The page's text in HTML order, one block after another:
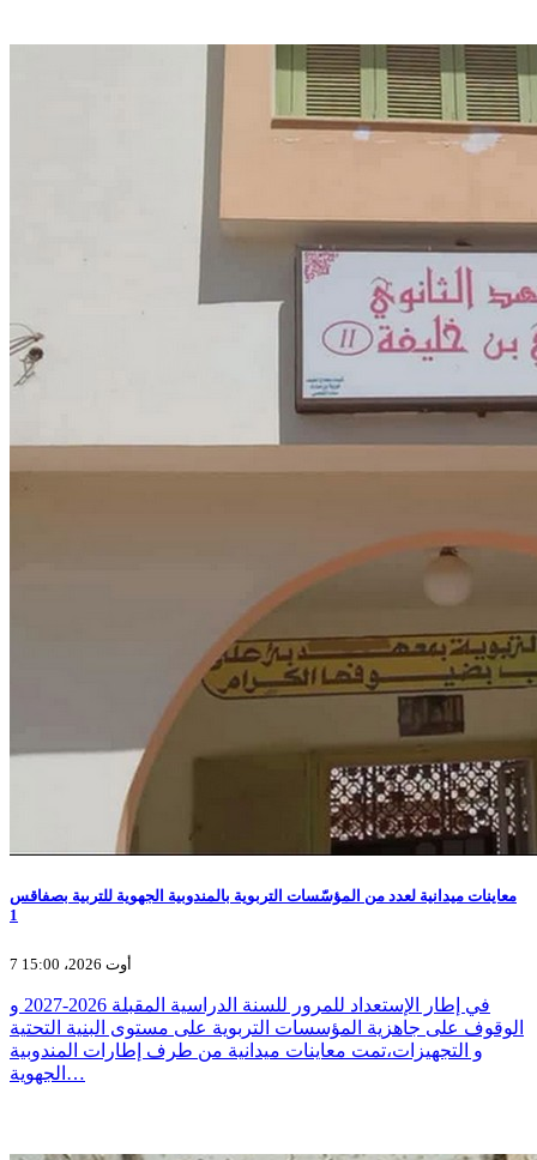
معاينات ميدانية لعدد من المؤسّسات التربوية بالمندوبية الجهوية للتربية بصفاقس
1
7 أوت 2026، 15:00
في إطار الإستعداد للمرور للسنة الدراسية المقبلة 2026-2027 و
الوقوف على جاهزية المؤسسات التربوية على مستوى البنية التحتية
و التجهيزات،تمت معاينات ميدانية من طرف إطارات المندوبية
الجهوية…